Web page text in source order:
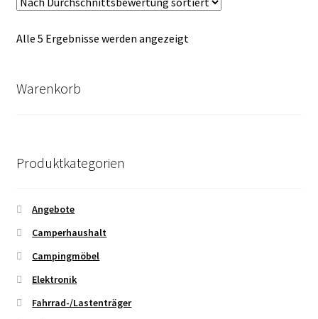
Alle 5 Ergebnisse werden angezeigtNach
Warenkorb
Produktkategorien
Angebote
Camperhaushalt
Campingmöbel
Elektronik
Fahrrad-/Lastenträger